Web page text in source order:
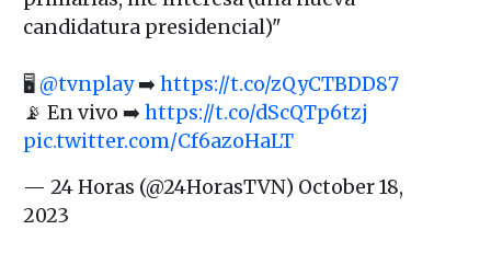
candidatura presidencial)"
🖥 @tvnplay➡️ https://t.co/zQyCTBDD87
📡 En vivo ➡️ https://t.co/dScQTp6tzj
pic.twitter.com/Cf6azoHaLT
— 24 Horas (@24HorasTVN) October 18,
2023